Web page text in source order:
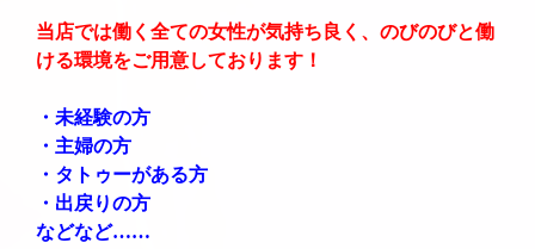
当店では働く全ての女性が気持ち良く、のびのびと働
ける環境をご用意しております！
・未経験の方
・主婦の方
・タトゥーがある方
・出戻りの方
などなど……